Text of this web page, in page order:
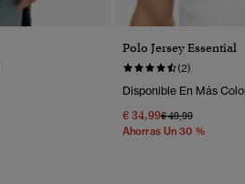
Polo Jersey Essential
(2)
Disponible En Más
€ 34,99Precio Rebajado
€ 49,99A
Ahorras Un 30 %